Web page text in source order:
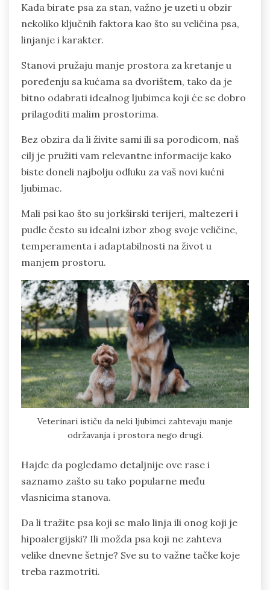
Kada birate psa za stan, važno je uzeti u obzir
nekoliko ključnih faktora kao što su veličina psa,
linjanje i karakter.
Stanovi pružaju manje prostora za kretanje u
poređenju sa kućama sa dvorištem, tako da je
bitno odabrati idealnog ljubimca koji će se dobro
prilagoditi malim prostorima.
Bez obzira da li živite sami ili sa porodicom, naš
cilj je pružiti vam relevantne informacije kako
biste doneli najbolju odluku za vaš novi kućni
ljubimac.
Mali psi kao što su jorkširski terijeri, maltezeri i
pudle često su idealni izbor zbog svoje veličine,
temperamenta i adaptabilnosti na život u
manjem prostoru.
Veterinari ističu da neki ljubimci zahtevaju manje
održavanja i prostora nego drugi.
Hajde da pogledamo detaljnije ove rase i
saznamo zašto su tako popularne među
vlasnicima stanova.
Da li tražite psa koji se malo linja ili onog koji je
hipoalergijski? Ili možda psa koji ne zahteva
velike dnevne šetnje? Sve su to važne tačke koje
treba razmotriti.